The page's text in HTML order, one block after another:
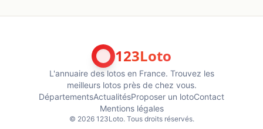
123Loto
L'annuaire des lotos en France. Trouvez les
meilleurs lotos près de chez vous.
DépartementsActualitésProposer un lotoContact
Mentions légales
© 2026123Loto. Tous droits réservés.